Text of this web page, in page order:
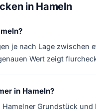
in Hameln
je nach Lage zwischen
Wert zeigt
in Hameln?
Grundstück